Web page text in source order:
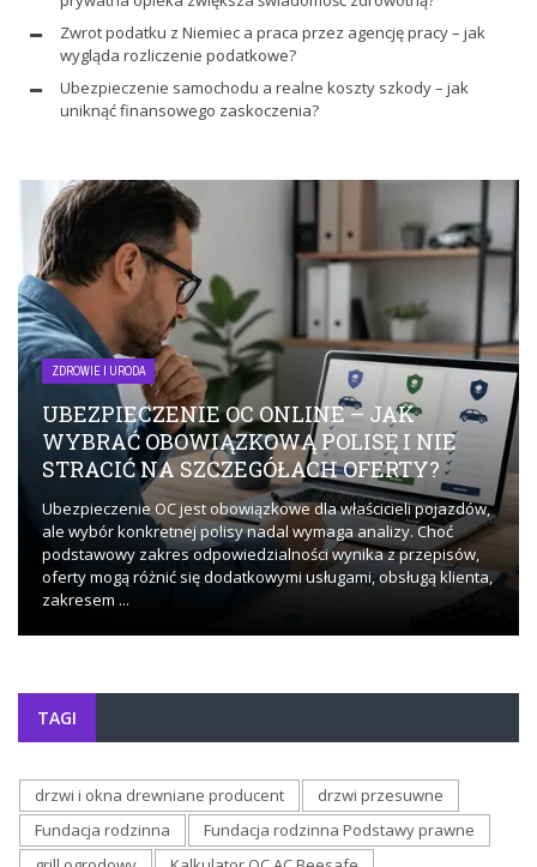
Zwrot podatku z Niemiec a praca przez agencję pracy – jak
wygląda rozliczenie podatkowe?
Ubezpieczenie samochodu a realne koszty szkody – jak
uniknąć finansowego zaskoczenia?
ZDROWIE I URODA
UBEZPIECZENIE OC ONLINE – JAK
WYBRAĆ OBOWIĄZKOWĄ POLISĘ I NIE
STRACIĆ NA SZCZEGÓŁACH OFERTY?
Ubezpieczenie OC jest obowiązkowe dla właścicieli pojazdów,
ale wybór konkretnej polisy nadal wymaga analizy. Choć
podstawowy zakres odpowiedzialności wynika z przepisów,
oferty mogą różnić się dodatkowymi usługami, obsługą klienta,
zakresem ...
TAGI
drzwi i okna drewniane producent
drzwi przesuwne
Fundacja rodzinna
Fundacja rodzinna Podstawy prawne